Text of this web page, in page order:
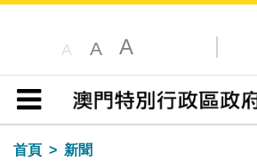
A A A
目錄
首頁
新聞